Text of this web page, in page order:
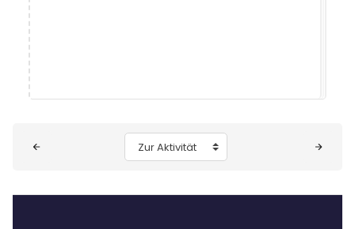
Zur Aktivität